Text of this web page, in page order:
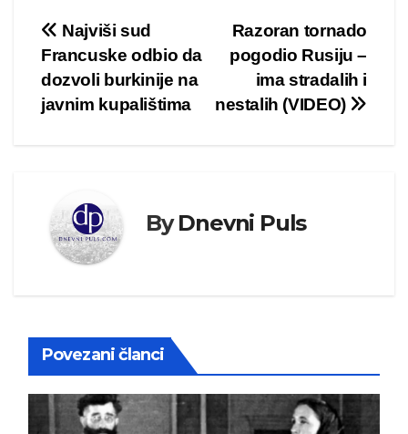
Kretanje
članka
Razoran tornado
pogodio Rusiju –
ima stradalih i
nestalih (VIDEO)
Najviši sud
Francuske odbio da
dozvoli burkinije na
javnim kupalištima
ByDnevni Puls
Povezani članci